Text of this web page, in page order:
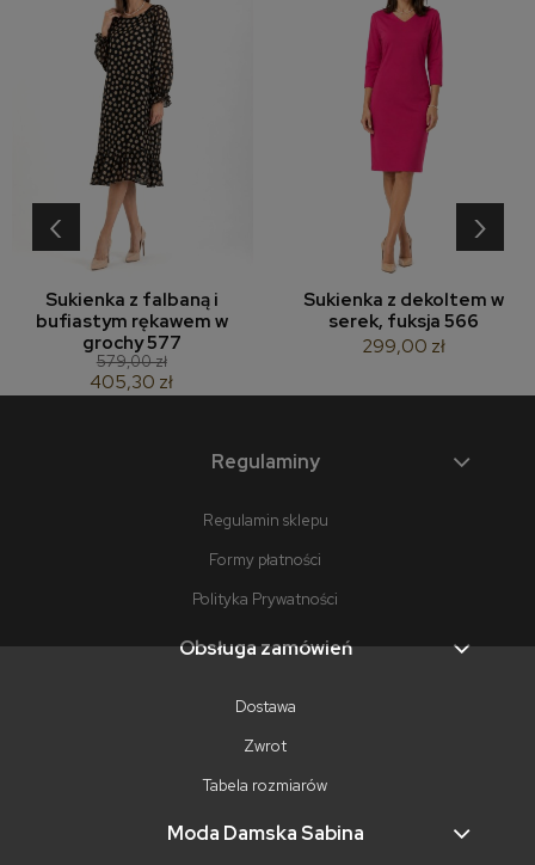
Sukienka z falbaną i
bufiastym rękawem w
grochy 577
579,00 zł
405,30 zł
Sukienka z dekoltem w
serek, fuksja 566
299,00 zł
‹ ›
Regulaminy
Regulamin sklepu
Formy płatności
Polityka Prywatności
Obsługa zamówień
Dostawa
Zwrot
Tabela rozmiarów
Moda Damska Sabina